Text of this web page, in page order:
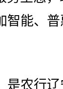
智能、
农行辽